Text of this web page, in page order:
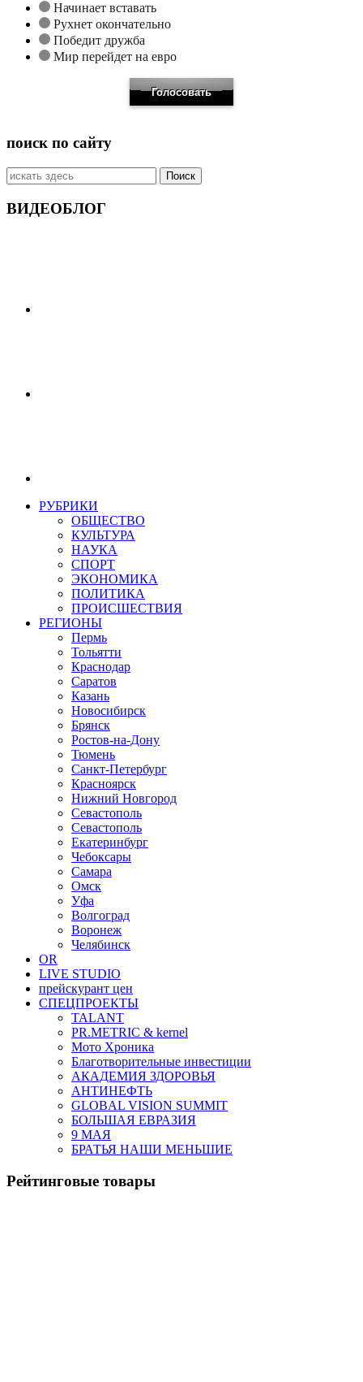
Начинает вставать
Рухнет окончательно
Победит дружба
Мир перейдет на евро
поиск по сайту
Искать:
ВИДЕОБЛОГ
РУБРИКИ
ОБЩЕСТВО
КУЛЬТУРА
НАУКА
СПОРТ
ЭКОНОМИКА
ПОЛИТИКА
ПРОИСШЕСТВИЯ
РЕГИОНЫ
Пермь
Тольятти
Краснодар
Саратов
Казань
Новосибирск
Брянск
Ростов-на-Дону
Тюмень
Санкт-Петербург
Красноярск
Нижний Новгород
Севастополь
Севастополь
Екатеринбург
Чебоксары
Самара
Омск
Уфа
Волгоград
Воронеж
Челябинск
OR
LIVE STUDIO
прейскурант цен
СПЕЦПРОЕКТЫ
TALANT
PR.METRIC & kernel
Мото Хроника
Благотворительные инвестиции
АКАДЕМИЯ ЗДОРОВЬЯ
АНТИНЕФТЬ
GLOBAL VISION SUMMIT
БОЛЬШАЯ ЕВРАЗИЯ
9 МАЯ
БРАТЬЯ НАШИ МЕНЬШИЕ
Рейтинговые товары